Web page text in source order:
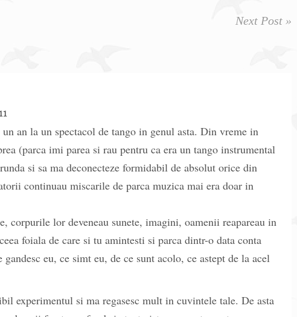
Next Post »
an la un spectacol de tango in genul asta. Din vreme in
(parca imi parea si rau pentru ca era un tango instrumental
si sa ma deconecteze formidabil de absolut orice din
continuau miscarile de parca muzica mai era doar in
corpurile lor deveneau sunete, imagini, oamenii reapareau in
foiala de care si tu amintesti si parca dintr-o data conta
eu, ce simt eu, de ce sunt acolo, ce astept de la acel
experimentul si ma regasesc mult in cuvintele tale. De asta